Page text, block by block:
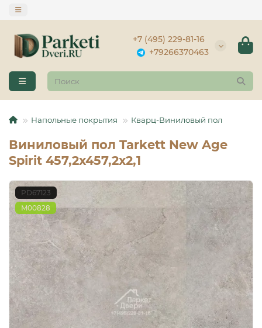
+7 (495) 229-81-16
+79266370463
Напольные покрытия Кварц-Виниловый пол
Виниловый пол Tarkett New Age
Spirit 457,2х457,2х2,1
PD67123
М00828